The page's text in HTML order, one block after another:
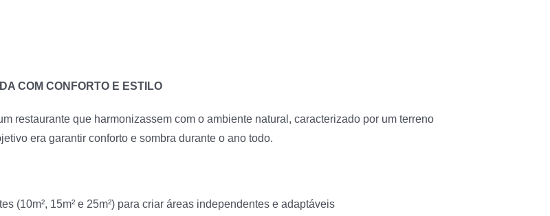
COM CONFORTO E ESTILO
restaurante que harmonizassem com o ambiente natural, caracterizado por um terreno
era garantir conforto e sombra durante o ano todo.
(10m², 15m² e 25m²) para criar áreas independentes e adaptáveis